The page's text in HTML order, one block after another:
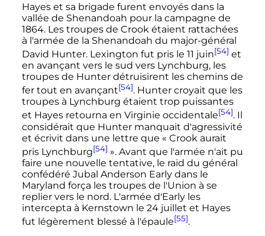
Hayes et sa brigade furent envoyés dans la
vallée de Shenandoah pour la campagne de
1864. Les troupes de Crook étaient rattachées
à l'armée de la Shenandoah du major-général
David Hunter. Lexington fut pris le 11 juin[54] et
en avançant vers le sud vers Lynchburg, les
troupes de Hunter détruisirent les chemins de
fer tout en avançant[54]. Hunter croyait que les
troupes à Lynchburg étaient trop puissantes
et Hayes retourna en Virginie occidentale[54]. Il
considérait que Hunter manquait d'agressivité
et écrivit dans une lettre que « Crook aurait
pris Lynchburg[54] ». Avant que l'armée n'ait pu
faire une nouvelle tentative, le raid du général
confédéré Jubal Anderson Early dans le
Maryland força les troupes de l'Union à se
replier vers le nord. L'armée d'Early les
intercepta à Kernstown le 24 juillet et Hayes
fut légèrement blessé à l'épaule[55].